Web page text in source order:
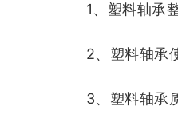
1、塑料轴承
2、塑料轴承
3、塑料轴承